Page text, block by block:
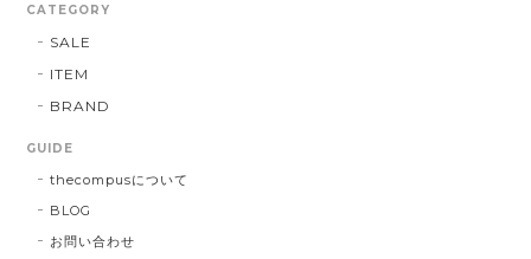
CATEGORY
SALE
ITEM
BRAND
GUIDE
thecompusについて
BLOG
お問い合わせ